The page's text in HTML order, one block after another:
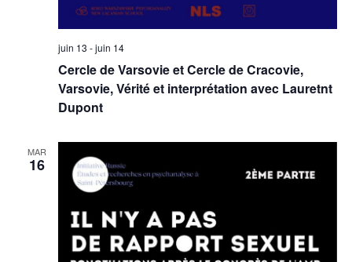
Cercle de Varsovie et Cercle de Cracovie,
Varsovie, Vérité et interprétation avec Lauretnt
Dupont
juin 13 -juin 14
MAR
16